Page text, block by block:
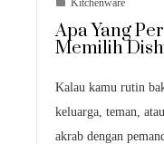
Apa Yang
Memilih
Kalau kamu rutin
keluarga, teman,
akrab dengan